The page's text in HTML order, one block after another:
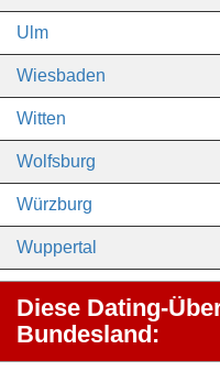
Ulm
Wiesbaden
Witten
Wolfsburg
Würzburg
Wuppertal
Diese Dating-
Bundesland: